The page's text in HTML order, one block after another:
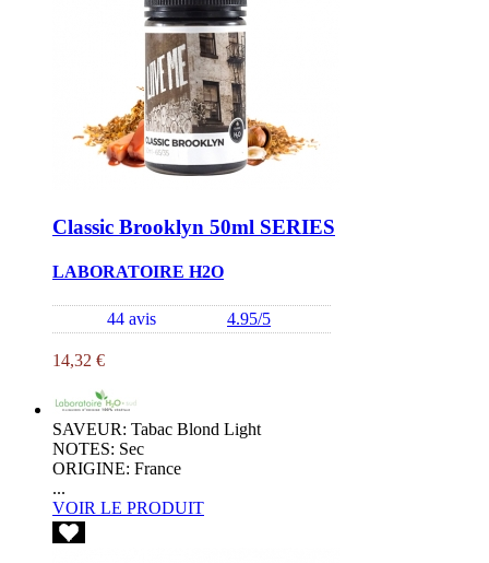
Classic Brooklyn 50ml SERIES
LABORATOIRE H2O
44 avis 4.95/5
14,32 €
SAVEUR: Tabac Blond Light
NOTES: Sec
ORIGINE: France
...
VOIR LE PRODUIT